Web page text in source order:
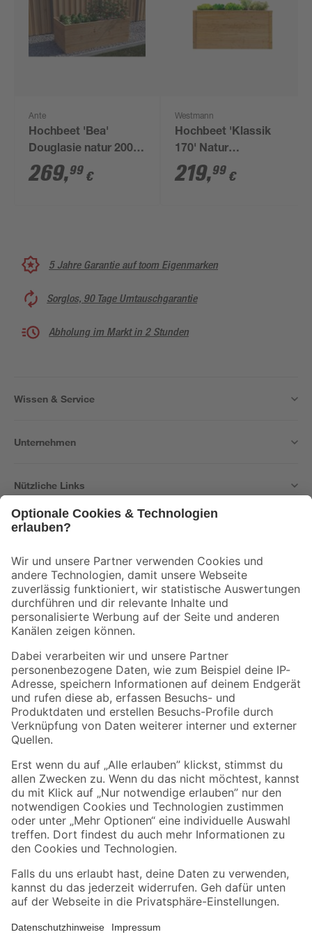
Ante
Hochbeet 'Bea'
Douglasie natur 200 x
72,5 x 100 cm
269,99 €
Westmann
Hochbeet 'Klassik
170' Natur
Lärchenholz 170 x 90
x 84 cm
219,99 €
5 Jahre Garantie auf toom Eigenmarken
Sorglos, 90 Tage Umtauschgarantie
Abholung im Markt in 2 Stunden
Wissen & Service
Unternehmen
Nützliche Links
Der toom Newsletter: Keine Angebote und Aktionen mehr verpassen!
Zur Newsletter Anmeldung
Folge uns
Zahlungsarten Versandarten
Sicher einkaufen
Jetzt die toom-App herunterladen
Alle Preisangaben in EUR inkl. gesetzl. MwSt.. Die dargestellten Angebote sind unter
Umständen nicht in allen Märkten verfügbar. Die angegebenen Verfügbarkeiten beziehen
Produkte nur solange der Vorrat reicht.
*Paketversand ab 59 € versandkostenfrei, gilt nicht für Artikel mit Speditionsversand, hier